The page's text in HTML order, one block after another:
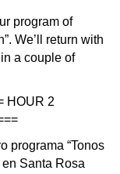
program of
We’ll return with
a couple of
HOUR 2
programa “Tonos
Santa Rosa